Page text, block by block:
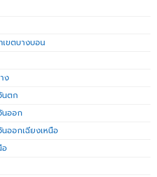
เขตบางบอน
ง
นตก
นออก
ออกเฉียงเหนือ